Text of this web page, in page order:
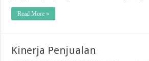
Read More »
Kinerja Penjualan